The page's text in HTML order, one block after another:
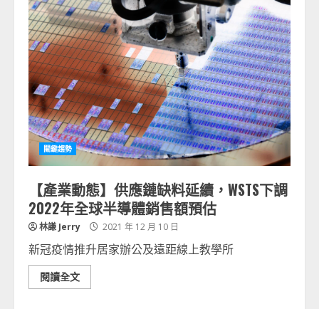
關鍵趨勢
【產業動態】供應鏈缺料延續，WSTS下調
2022年全球半導體銷售額預估
林謙 Jerry 2021 年 12 月 10 日
新冠疫情推升居家辦公及遠距線上教學所
閱讀全文